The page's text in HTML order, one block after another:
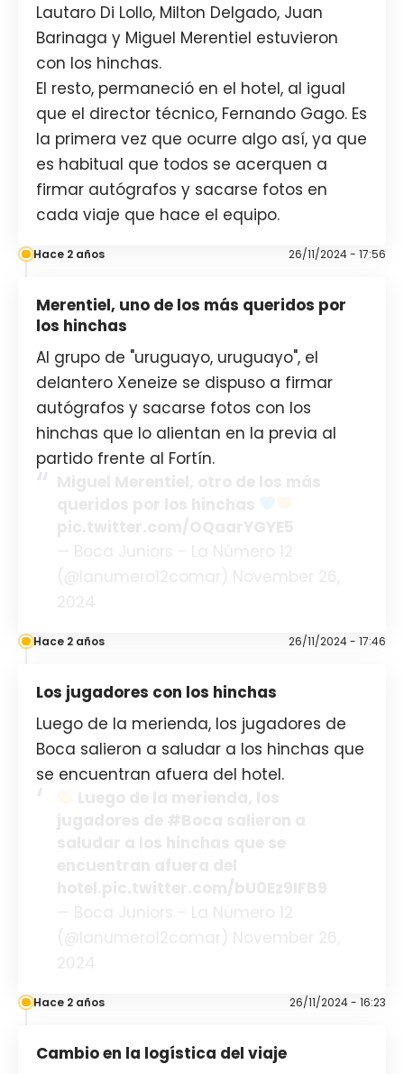
Lautaro Di Lollo, Milton Delgado, Juan
Barinaga y Miguel Merentiel estuvieron
con los hinchas.
El resto, permaneció en el hotel, al igual
que el director técnico, Fernando Gago. Es
la primera vez que ocurre algo así, ya que
es habitual que todos se acerquen a
firmar autógrafos y sacarse fotos en
cada viaje que hace el equipo.
Hace 2 años 26/11/2024 - 17:56
Merentiel, uno de los más queridos por
los hinchas
Al grupo de "uruguayo, uruguayo", el
delantero Xeneize se dispuso a firmar
autógrafos y sacarse fotos con los
hinchas que lo alientan en la previa al
partido frente al Fortín.
Hace 2 años 26/11/2024 - 17:46
Los jugadores con los hinchas
Luego de la merienda, los jugadores de
Boca salieron a saludar a los hinchas que
se encuentran afuera del hotel.
Hace 2 años 26/11/2024 - 16:23
Cambio en la logística del viaje